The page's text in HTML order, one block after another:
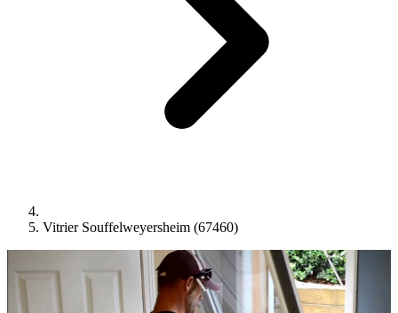
Vitrier Souffelweyersheim (67460)